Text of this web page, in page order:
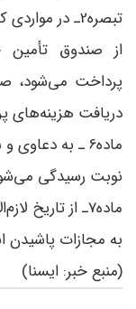
از صندوق
پرداخت می‌شود،
دریافت هزینه‌های
ماده6 ـ به
نوبت رسیدگی
ماده7ـ از
به مجازات پاشیدن اسید مصوب
(منبع خبر: ایسنا)